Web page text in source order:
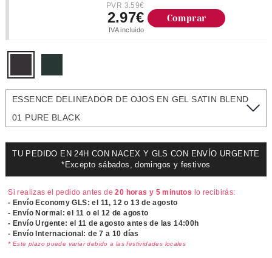
PVR 3.59€
2.97€
IVA incluido
Comprar
ESSENCE DELINEADOR DE OJOS EN GEL SATIN BLEND
01 PURE BLACK
TU PEDIDO EN 24H CON NACEX Y GLS CON ENVÍO URGENTE
*Excepto sábados, domingos y festivos
Si realizas el pedido antes de20 horas y 5 minutos lo recibirás:
- Envío Economy GLS: el 11, 12 o 13 de agosto
- Envío Normal: el 11 o el 12 de agosto
- Envío Urgente: el11 de agosto antes de las 14:00h
- Envío Internacional: de 7 a 10 días
* Este plazo puede variar debido a las festividades locales